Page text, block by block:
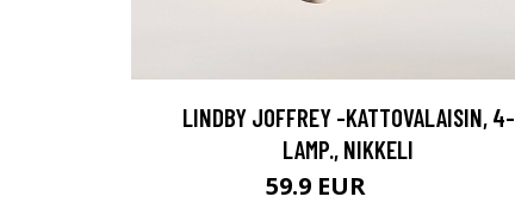
LINDBY JOFFREY -KATTOVALAISIN, 4-
LAMP., NIKKELI
59.9 EUR